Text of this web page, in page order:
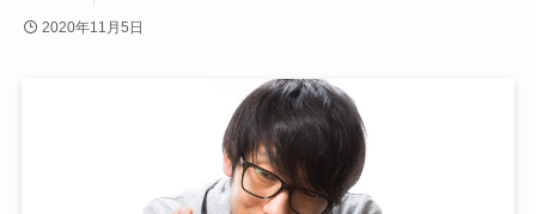
2020年11月5日